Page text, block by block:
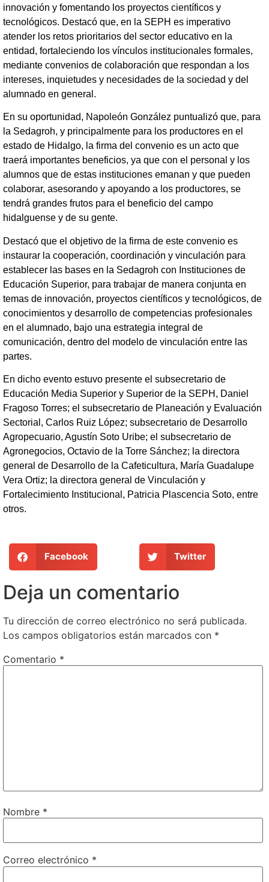
innovación y fomentando los proyectos científicos y
tecnológicos. Destacó que, en la SEPH es imperativo
atender los retos prioritarios del sector educativo en la
entidad, fortaleciendo los vínculos institucionales formales,
mediante convenios de colaboración que respondan a los
intereses, inquietudes y necesidades de la sociedad y del
alumnado en general.
En su oportunidad, Napoleón González puntualizó que, para
la Sedagroh, y principalmente para los productores en el
estado de Hidalgo, la firma del convenio es un acto que
traerá importantes beneficios, ya que con el personal y los
alumnos que de estas instituciones emanan y que pueden
colaborar, asesorando y apoyando a los productores, se
tendrá grandes frutos para el beneficio del campo
hidalguense y de su gente.
Destacó que el objetivo de la firma de este convenio es
instaurar la cooperación, coordinación y vinculación para
establecer las bases en la Sedagroh con Instituciones de
Educación Superior, para trabajar de manera conjunta en
temas de innovación, proyectos científicos y tecnológicos, de
conocimientos y desarrollo de competencias profesionales
en el alumnado, bajo una estrategia integral de
comunicación, dentro del modelo de vinculación entre las
partes.
En dicho evento estuvo presente el subsecretario de
Educación Media Superior y Superior de la SEPH, Daniel
Fragoso Torres; el subsecretario de Planeación y Evaluación
Sectorial, Carlos Ruiz López; subsecretario de Desarrollo
Agropecuario, Agustín Soto Uribe; el subsecretario de
Agronegocios, Octavio de la Torre Sánchez; la directora
general de Desarrollo de la Cafeticultura, María Guadalupe
Vera Ortiz; la directora general de Vinculación y
Fortalecimiento Institucional, Patricia Plascencia Soto, entre
otros.
Facebook Twitter
Deja un comentario
Tu dirección de correo electrónico no será publicada.
Los campos obligatorios están marcados con *
Comentario *
Nombre *
Correo electrónico *